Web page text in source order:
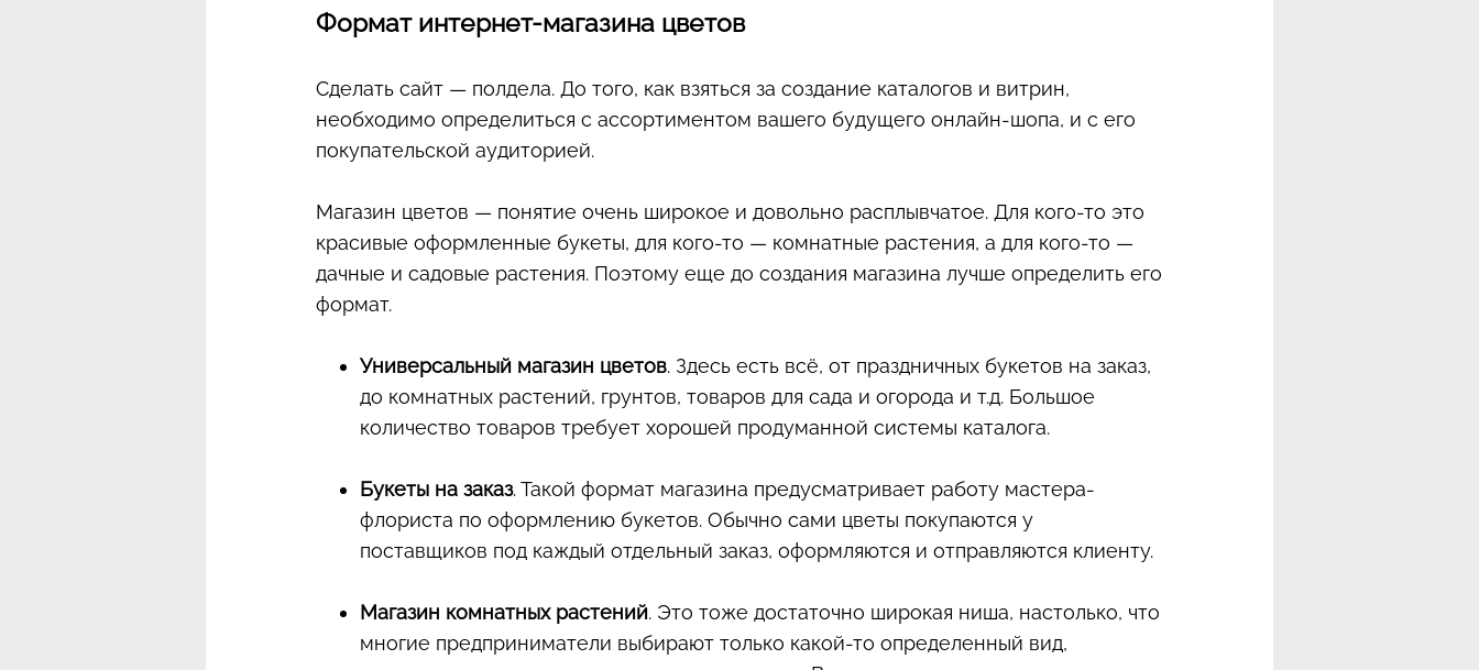
Формат интернет-магазина цветов
Сделать сайт — полдела. До того, как взяться за создание каталогов и витрин,
необходимо определиться с ассортиментом вашего будущего онлайн-шопа, и с его
покупательской аудиторией.
Магазин цветов — понятие очень широкое и довольно расплывчатое. Для кого-то это
красивые оформленные букеты, для кого-то — комнатные растения, а для кого-то —
дачные и садовые растения. Поэтому еще до создания магазина лучше определить его
формат.
Универсальный магазин цветов. Здесь есть всё, от праздничных букетов на заказ,
до комнатных растений, грунтов, товаров для сада и огорода и т.д. Большое
количество товаров требует хорошей продуманной системы каталога.
Букеты на заказ. Такой формат магазина предусматривает работу мастера-
флориста по оформлению букетов. Обычно сами цветы покупаются у
поставщиков под каждый отдельный заказ, оформляются и отправляются клиенту.
Магазин комнатных растений. Это тоже достаточно широкая ниша, настолько, что
многие предприниматели выбирают только какой-то определенный вид,